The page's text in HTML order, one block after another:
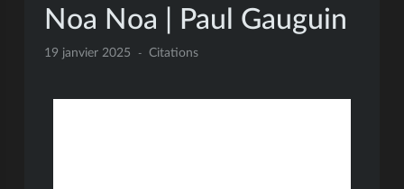
Noa Noa | Paul Gauguin
19 janvier 2025 Citations